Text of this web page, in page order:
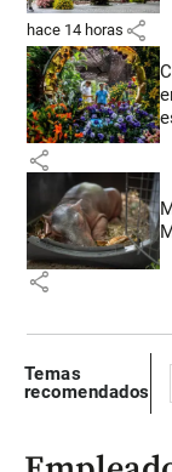
hace 14 horas share
share
share
Temas
recomendados